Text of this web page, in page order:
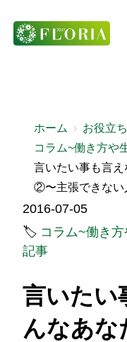
容
ホーム
お役立
コラム~働き方や
言いたい事も言
②〜主張できない
2016-07-05
コラム~働き
記事
言いたい
んなあな